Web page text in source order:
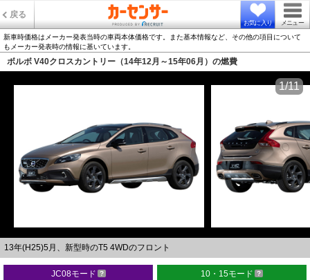
戻る
お気に入り メニュー
新車時価格はメーカー発表当時の車両本体価格です。また基本情報など、その他の項目について
もメーカー発表時の情報に基いています。
ボルボ V40クロスカントリー（14年12月～15年06月）の燃費
13年(H25)5月、新型時のT5 4WDのフロント
1/11
JC08モード 10・15モード